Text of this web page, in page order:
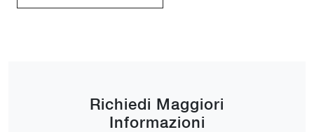
Richiedi Maggiori
Informazioni